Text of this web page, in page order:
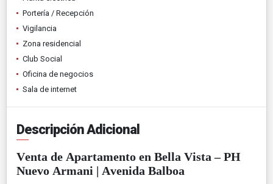
Portería / Recepción
Vigilancia
Zona residencial
Club Social
Oficina de negocios
Sala de internet
Descripción Adicional
Venta de Apartamento en Bella Vista – PH
Nuevo Armani | Avenida Balboa